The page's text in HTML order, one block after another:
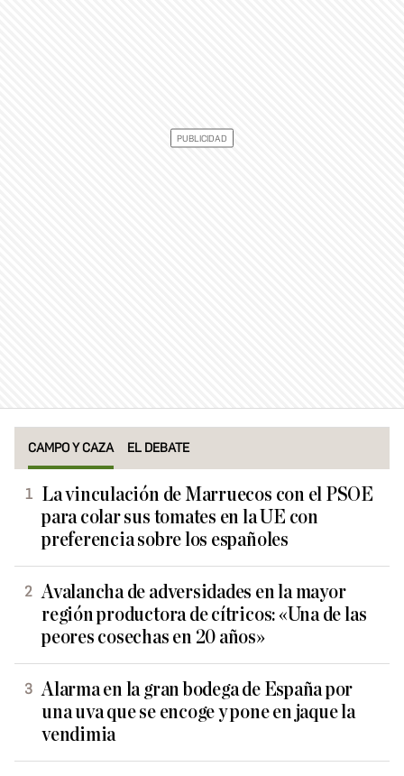
CAMPO Y CAZA EL DEBATE
La vinculación de Marruecos con el PSOE
para colar sus tomates en la UE con
preferencia sobre los españoles
Avalancha de adversidades en la mayor
región productora de cítricos: «Una de las
peores cosechas en 20 años»
Alarma en la gran bodega de España por
una uva que se encoge y pone en jaque la
vendimia